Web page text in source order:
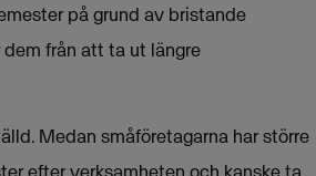
på grund av bristande
från att ta ut längre
Medan småföretagarna har större